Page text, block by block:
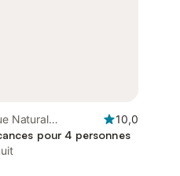
Natural
10,0
pour 4 personnes